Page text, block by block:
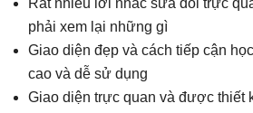
Rất nhiều lời nhắc sửa đổi trực
phải xem lại những gì
Giao diện đẹp và cách tiếp cận
cao và dễ sử dụng
Giao diện trực quan và được thiết